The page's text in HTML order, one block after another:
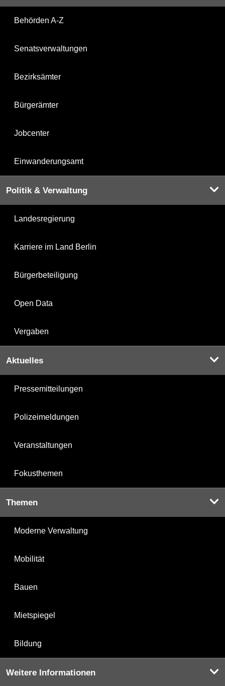
Behörden A-Z
Senatsverwaltungen
Bezirksämter
Bürgerämter
Jobcenter
Einwanderungsamt
Politik & Verwaltung
Landesregierung
Karriere im Land Berlin
Bürgerbeteiligung
Open Data
Vergaben
Aktuelles
Pressemitteilungen
Polizeimeldungen
Veranstaltungen
Fokusthemen
Themen
Moderne Verwaltung
Mobilität
Bauen
Mietspiegel
Bildung
Weitere Informationen